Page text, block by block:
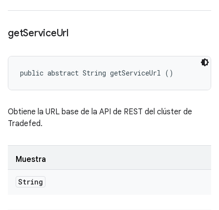
getServiceUrl
public abstract String getServiceUrl ()
Obtiene la URL base de la API de REST del clúster de
Tradefed.
Muestra
String